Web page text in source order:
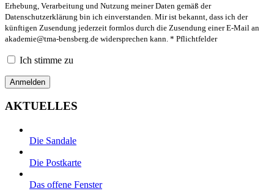
Erhebung, Verarbeitung und Nutzung meiner Daten gemäß der
Datenschutzerklärung bin ich einverstanden. Mir ist bekannt, dass ich der
künftigen Zusendung jederzeit formlos durch die Zusendung einer E-Mail an
akademie@tma-bensberg.de widersprechen kann. * Pflichtfelder
Ich stimme zu
AKTUELLES
Die Sandale
Die Postkarte
Das offene Fenster